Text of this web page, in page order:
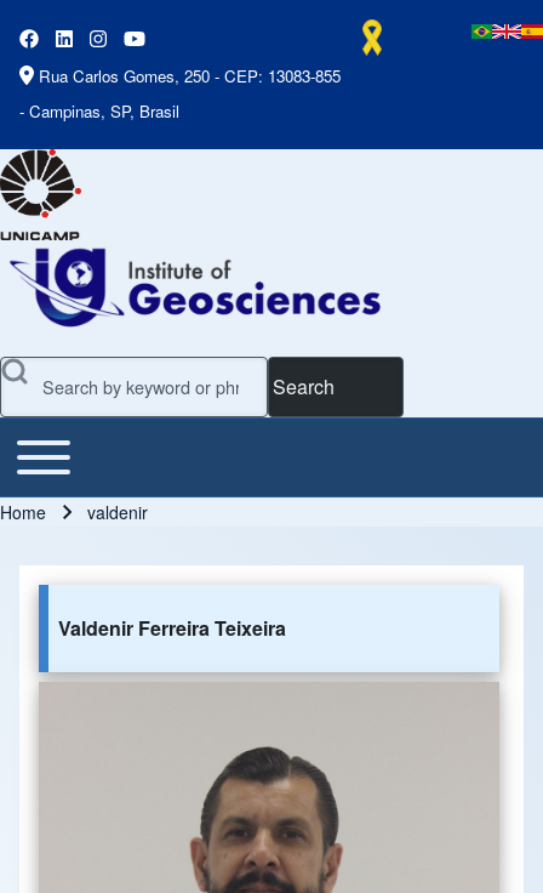
Rua Carlos Gomes, 250 - CEP: 13083-855
- Campinas, SP, Brasil
Search
Main Menu
Toggle main menu
Home valdenir
Valdenir Ferreira Teixeira